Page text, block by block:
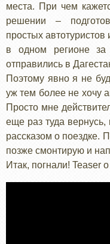
места. При чем
решении –
простых
в одном регионе
отправились в
Поэтому явно я не
уж тем более не хочу
Просто мне
еще раз туда
рассказом о поездке.
позже смонтирую и
Итак, погнали! Teaser